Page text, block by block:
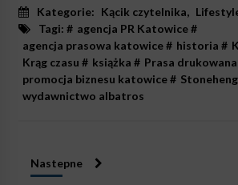
Kategorie: Kącik czytelnika,
Tagi: # agencja PR Katowice#
agencja prasowa katowice# historia #
Krąg czasu # książka # Prasa drukowana
promocja biznesu katowice#
wydawnictwo albatros
Nastepne